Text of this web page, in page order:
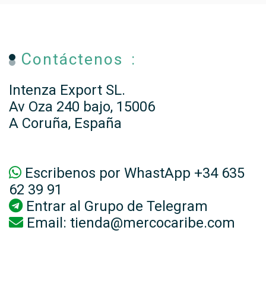
Contáctenos :
Intenza Export SL.
Av Oza 240 bajo, 15006
A Coruña, España
Escribenos por WhastApp +34 635
62 39 91
Entrar al Grupo de Telegram
Email: tienda@mercocaribe.com